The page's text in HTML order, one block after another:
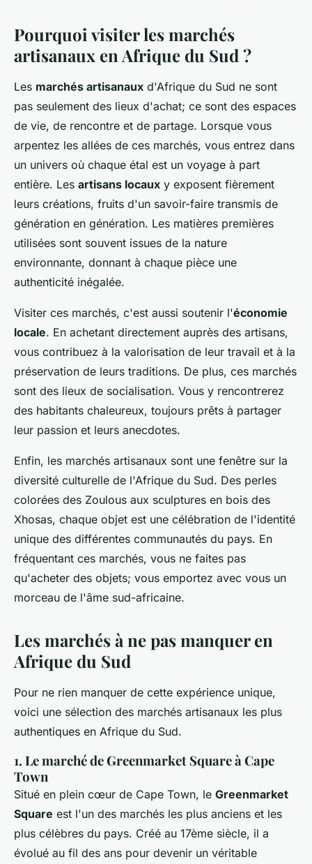
Pourquoi visiter les marchés
artisanaux en Afrique du Sud ?
Les marchés artisanaux d'Afrique du Sud ne sont
pas seulement des lieux d'achat; ce sont des espaces
de vie, de rencontre et de partage. Lorsque vous
arpentez les allées de ces marchés, vous entrez dans
un univers où chaque étal est un voyage à part
entière. Les artisans locaux y exposent fièrement
leurs créations, fruits d'un savoir-faire transmis de
génération en génération. Les matières premières
utilisées sont souvent issues de la nature
environnante, donnant à chaque pièce une
authenticité inégalée.
Visiter ces marchés, c'est aussi soutenir l'économie
locale. En achetant directement auprès des artisans,
vous contribuez à la valorisation de leur travail et à la
préservation de leurs traditions. De plus, ces marchés
sont des lieux de socialisation. Vous y rencontrerez
des habitants chaleureux, toujours prêts à partager
leur passion et leurs anecdotes.
Enfin, les marchés artisanaux sont une fenêtre sur la
diversité culturelle de l'Afrique du Sud. Des perles
colorées des Zoulous aux sculptures en bois des
Xhosas, chaque objet est une célébration de l'identité
unique des différentes communautés du pays. En
fréquentant ces marchés, vous ne faites pas
qu'acheter des objets; vous emportez avec vous un
morceau de l'âme sud-africaine.
Les marchés à ne pas manquer en
Afrique du Sud
Pour ne rien manquer de cette expérience unique,
voici une sélection des marchés artisanaux les plus
authentiques en Afrique du Sud.
1. Le marché de Greenmarket Square à Cape
Town
Situé en plein cœur de Cape Town, le Greenmarket
Square est l'un des marchés les plus anciens et les
plus célèbres du pays. Créé au 17ème siècle, il a
évolué au fil des ans pour devenir un véritable